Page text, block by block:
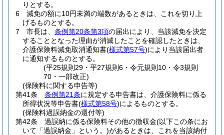
りとする。
6
減免の額に10円未満の端数があるときは、これを切り上
げるものとする。
7
市長は、 条例第20条第3項の届出により、当該減免を決定
することとなった理由が消滅したことを確認したときは、
介護保険料減免取消通知書(様式第57号)により当該届出者
に通知するものとする。
(平25規則29・平27規則6・令元規則10・令3規則
70・一部改正)
(保険料に関する申告等)
第41条
条例第21条に規定する申告書は、介護保険料に係る
所得状況等申告書(様式第58号)によるものとする。
(保険料過誤納金の還付等)
第42条
過誤納に係る保険料その他の徴収金(以下この条にお
いて「過誤納金」という。)があるときは、これを当該納付